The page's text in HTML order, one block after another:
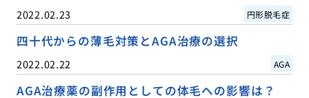
2022.02.23 円形脱毛症
四十代からの薄毛対策とAGA治療の選択
2022.02.22 AGA
AGA治療薬の副作用としての体毛への影響は？